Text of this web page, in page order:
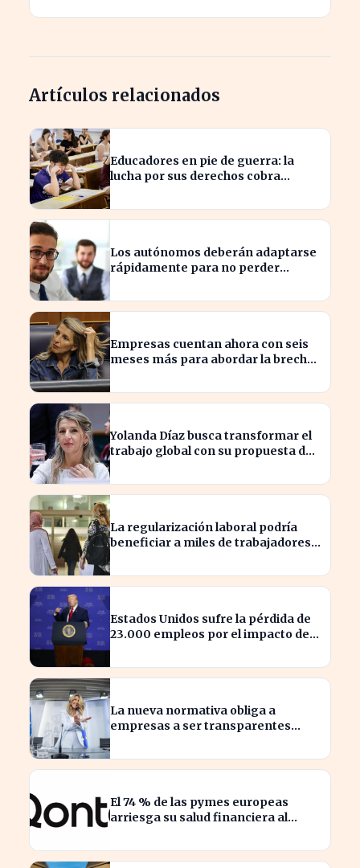
Artículos relacionados
Educadores en pie de guerra: la
lucha por sus derechos cobra
Los autónomos deberán adaptarse
rápidamente para no perder
Empresas cuentan ahora con seis
meses más para abordar la brecha
confidencialidad
Yolanda Díaz busca transformar el
trabajo global con su propuesta de
La regularización laboral podría
beneficiar a miles de trabajadores
Estados Unidos sufre la pérdida de
23.000 empleos por el impacto de
La nueva normativa obliga a
empresas a ser transparentes
en puestos similares
El 74 % de las pymes europeas
arriesga su salud financiera al